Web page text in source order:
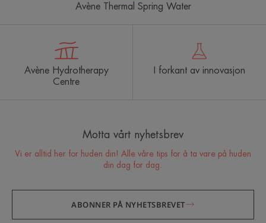
Avène Thermal Spring Water
Avène Hydrotherapy
Centre
I forkant av innovasjon
Motta vårt nyhetsbrev
Vi er alltid her for huden din! Alle våre tips for å ta vare på huden
din dag for dag.
ABONNER PÅ NYHETSBREVET